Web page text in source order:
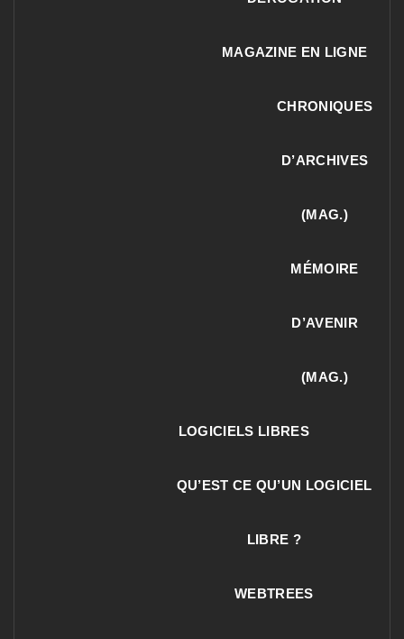
MAGAZINE EN LIGNE
CHRONIQUES
D’ARCHIVES
(MAG.)
MÉMOIRE
D’AVENIR
(MAG.)
LOGICIELS LIBRES
QU’EST CE QU’UN LOGICIEL
LIBRE ?
WEBTREES